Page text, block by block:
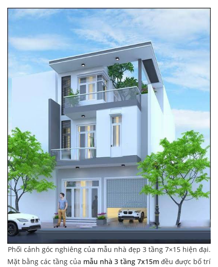
Phối cảnh góc nghiêng của mẫu nhà đẹp 3 tầng 7×15 hiện đại.
Mặt bằng các tầng của mẫu nhà 3 tầng 7x15m đều được bố trí